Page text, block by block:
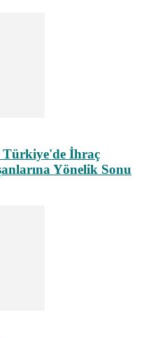
Türkiye'de İhraç
Yönelik Sonu